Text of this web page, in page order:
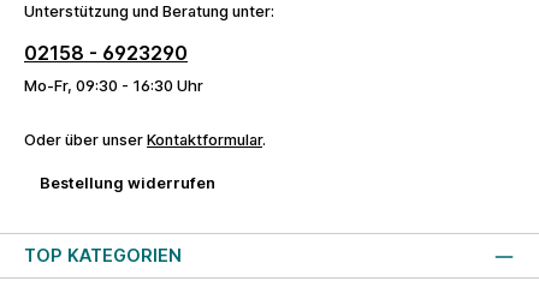
Unterstützung und Beratung unter:
02158 - 6923290
Mo-Fr, 09:30 - 16:30 Uhr
Oder über unser Kontaktformular.
Bestellung widerrufen
TOP KATEGORIEN